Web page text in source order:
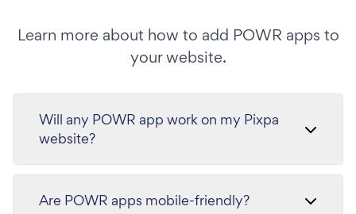
Learn more about how to add POWR apps to
your website.
Will any POWR app work on my Pixpa
website?
Are POWR apps mobile-friendly?